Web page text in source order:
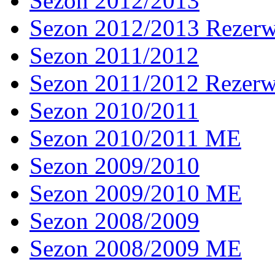
Sezon 2012/2013
Sezon 2011/2012
Sezon 2011/2012
Sezon 2010/2011
Sezon 2010/2011 ME
Sezon 2009/2010
Sezon 2009/2010 ME
Sezon 2008/2009
Sezon 2008/2009 ME